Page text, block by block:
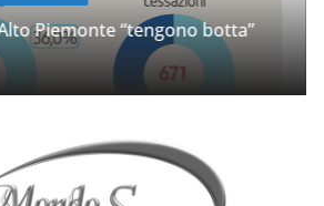
Piemonte “tengono botta”